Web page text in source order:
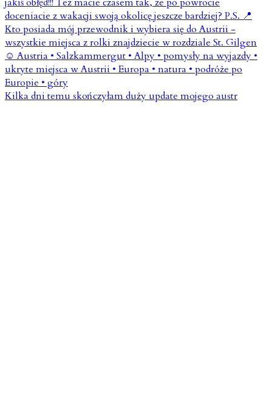
Kilka dni temu skończyłam duży update mojego austr